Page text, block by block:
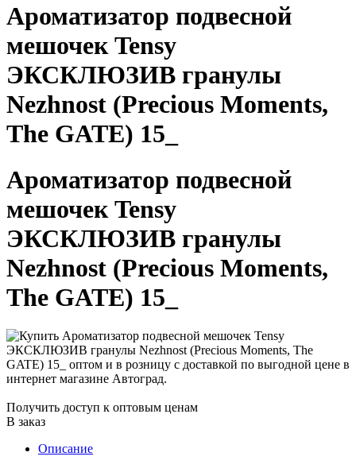
Ароматизатор подвесной
мешочек Tensy
ЭКСКЛЮЗИВ гранулы
Nezhnost (Precious Moments,
The GATE) 15_
Ароматизатор подвесной
мешочек Tensy
ЭКСКЛЮЗИВ гранулы
Nezhnost (Precious Moments,
The GATE) 15_
Получить доступ к оптовым ценам
В заказ
Описание